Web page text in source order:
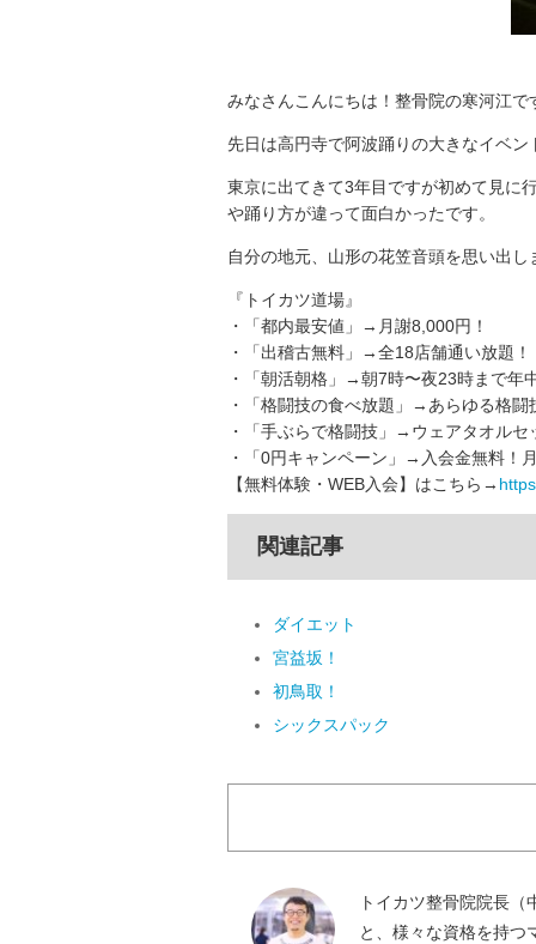
みなさんこんにちは！整骨院の寒河江で
先日は高円寺で阿波踊りの大きなイベ
東京に出てきて3年目ですが初めて見に
や踊り方が違って面白かったです。
自分の地元、山形の花笠音頭を思い出
『トイカツ道場』
・「都内最安値」→月謝8,000円！
・「出稽古無料」→全18店舗通い放題！
・「朝活朝格」→朝7時〜夜23時まで年
・「格闘技の食べ放題」→あらゆる格闘
・「手ぶらで格闘技」→ウェアタオルセ
・「0円キャンペーン」→入会金無料！
【無料体験・WEB入会】はこちら→
関連記事
ダイエット
宮益坂！
初鳥取！
シックスパック
トイカツ整骨院院長
と、様々な資格を持つ